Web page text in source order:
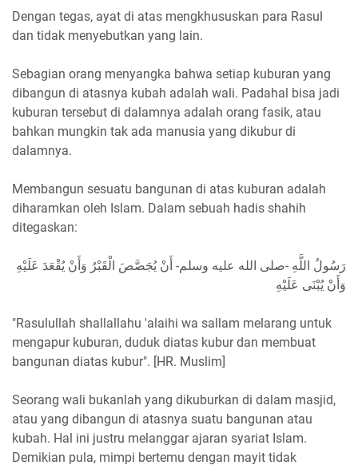
Dengan tegas, ayat di atas mengkhususkan para Rasul
dan tidak menyebutkan yang lain.
Sebagian orang menyangka bahwa setiap kuburan yang
dibangun di atasnya kubah adalah wali. Padahal bisa jadi
kuburan tersebut di dalamnya adalah orang fasik, atau
bahkan mungkin tak ada manusia yang dikubur di
dalamnya.
Membangun sesuatu bangunan di atas kuburan adalah
diharamkan oleh Islam. Dalam sebuah hadis shahih
ditegaskan:
رَسُولُ اللَّهِ -صلى الله عليه وسلم- أَنْ يُجَصَّصَ الْقَبْرُ وَأَنْ يُقْعَدَ عَلَيْهِ
وَأَنْ يُبْنَى عَلَيْهِ
"Rasulullah shallallahu 'alaihi wa sallam melarang untuk
mengapur kuburan, duduk diatas kubur dan membuat
bangunan diatas kubur". [HR. Muslim]
Seorang wali bukanlah yang dikuburkan di dalam masjid,
atau yang dibangun di atasnya suatu bangunan atau
kubah. Hal ini justru melanggar ajaran syariat Islam.
Demikian pula, mimpi bertemu dengan mayit tidak